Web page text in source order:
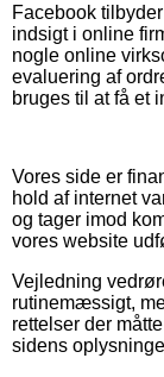
Facebook
indsigt i online
nogle online
evaluering af
bruges til at få et
Vores side er
hold af internet
og tager imod
vores website
Vejledning
rutinemæssigt,
rettelser der
sidens